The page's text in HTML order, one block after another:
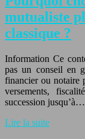
mutualiste
classique ?
Information Ce
pas un conseil en
financier ou notaire
versements,
succession jusqu’à…
Lire la suite